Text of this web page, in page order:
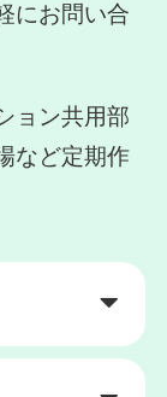
にお問い合
ョン共用部
など定期作